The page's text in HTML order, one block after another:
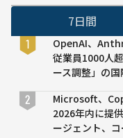
7日間
OpenAI、
従業員1000人
ース調整」の
Microsoft、
2026年内に提
ージェント、